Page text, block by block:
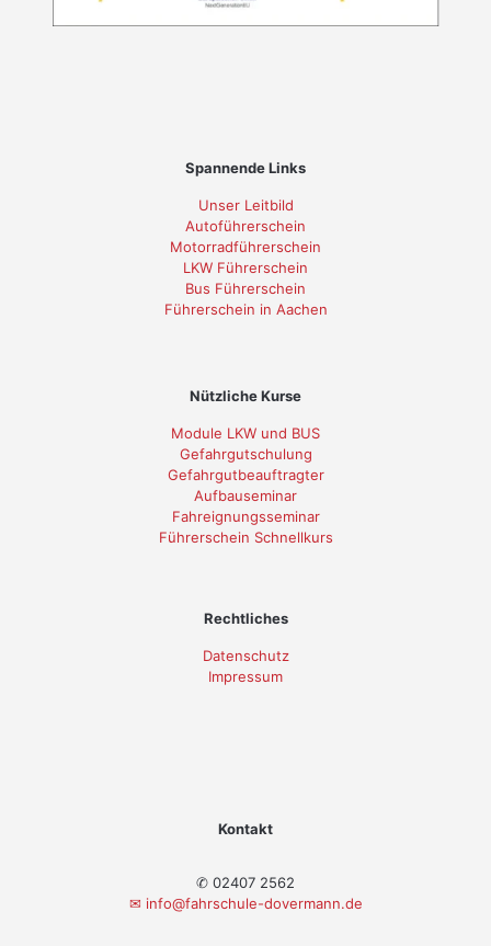
Spannende Links
Unser Leitbild
Autoführerschein
Motorradführerschein
LKW Führerschein
Bus Führerschein
Führerschein in Aachen
Nützliche Kurse
Module LKW und BUS
Gefahrgutschulung
Gefahrgutbeauftragter
Aufbauseminar
Fahreignungsseminar
Führerschein Schnellkurs
Rechtliches
Datenschutz
Impressum
Kontakt
✆ 02407 2562
✉ info@fahrschule-dovermann.de